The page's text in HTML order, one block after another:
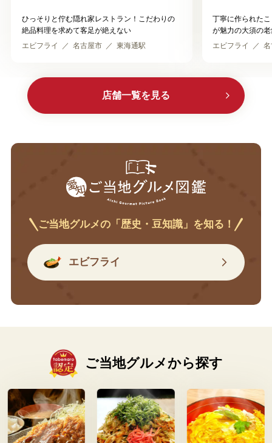
ひっそりと佇む隠れ家レストラン！こだわりの
絶品料理を求めて客足が絶えない
エビフライ
名古屋市 東海通駅
丁寧に作られた
が魅力の大須の
エビフライ
店舗一覧を見る
ご当地グルメの「歴史・豆知識」を知る！
エビフライ
ご当地グルメから探す